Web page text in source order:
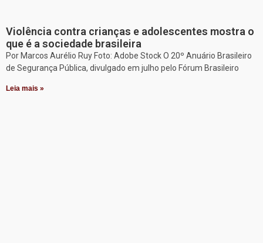
Violência contra crianças e adolescentes mostra o
que é a sociedade brasileira
Por Marcos Aurélio Ruy Foto: Adobe Stock O 20º Anuário Brasileiro
de Segurança Pública, divulgado em julho pelo Fórum Brasileiro
Leia mais »